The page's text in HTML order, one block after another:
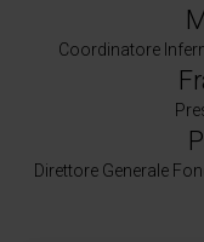
Coordinatore
Direttore Generale